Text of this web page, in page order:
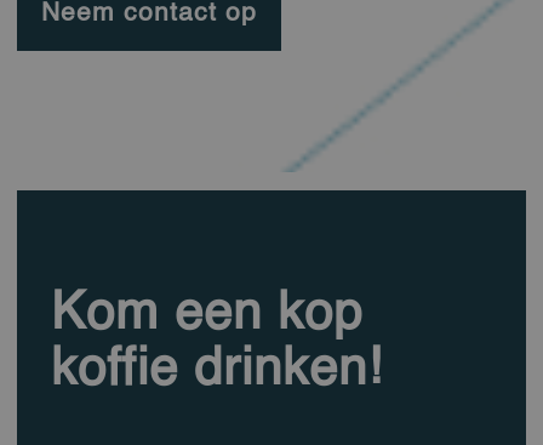
Neem contact op
Kom een kop
koffie drinken!